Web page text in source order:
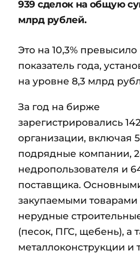
939 сделок на общую
млрд рублей.
Это на 10,3%
показатель года,
на уровне 8,3 млрд
За год на бирже
зарегистрировались
организации, включая
подрядные компании,
недропользователя и
поставщика.
закупаемыми товарами
нерудные
(песок, ПГС, щебень), а
металлоконструкции и